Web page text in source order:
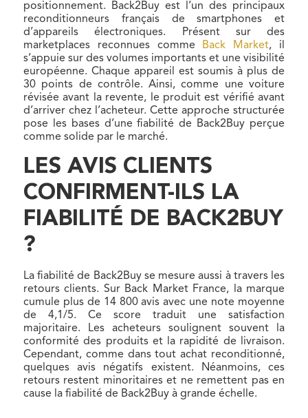
positionnement. Back2Buy est l’un des principaux
reconditionneurs français de smartphones et
d’appareils électroniques. Présent sur des
marketplaces reconnues comme Back Market, il
s’appuie sur des volumes importants et une visibilité
européenne. Chaque appareil est soumis à plus de
30 points de contrôle. Ainsi, comme une voiture
révisée avant la revente, le produit est vérifié avant
d’arriver chez l’acheteur. Cette approche structurée
pose les bases d’une fiabilité de Back2Buy perçue
comme solide par le marché.
LES AVIS CLIENTS
CONFIRMENT-ILS LA
FIABILITÉ DE BACK2BUY
?
La fiabilité de Back2Buy se mesure aussi à travers les
retours clients. Sur Back Market France, la marque
cumule plus de 14 800 avis avec une note moyenne
de 4,1/5. Ce score traduit une satisfaction
majoritaire. Les acheteurs soulignent souvent la
conformité des produits et la rapidité de livraison.
Cependant, comme dans tout achat reconditionné,
quelques avis négatifs existent. Néanmoins, ces
retours restent minoritaires et ne remettent pas en
cause la fiabilité de Back2Buy à grande échelle.